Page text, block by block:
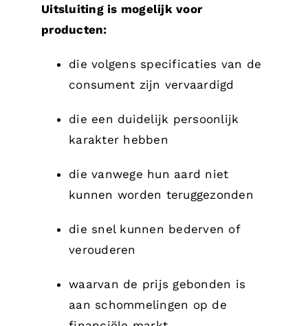
Uitsluiting is mogelijk voor
producten:
die volgens specificaties van de
consument zijn vervaardigd
die een duidelijk persoonlijk
karakter hebben
die vanwege hun aard niet
kunnen worden teruggezonden
die snel kunnen bederven of
verouderen
waarvan de prijs gebonden is
aan schommelingen op de